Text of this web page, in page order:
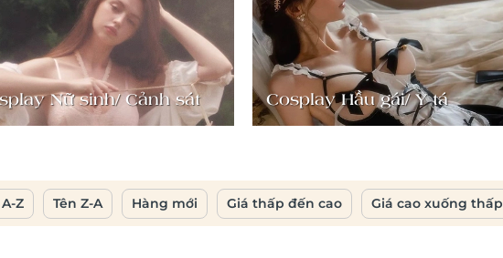
Nữ sinh/ Cảnh sát Cosplay Hầu gái/ Y tá
Z Tên Z-A Hàng mới Giá thấp đến cao Giá cao xuống thấp